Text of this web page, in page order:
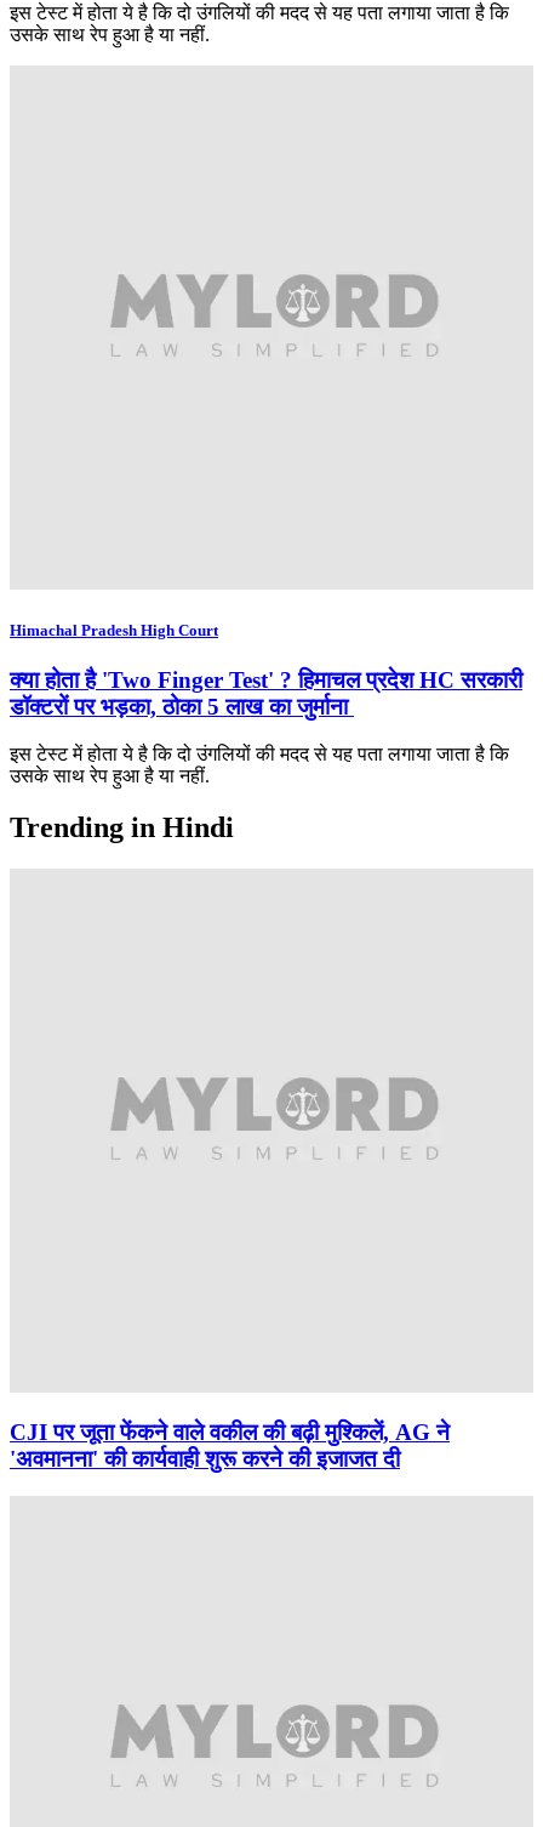
इस टेस्ट में होता ये है कि दो उंगलियों की मदद से यह पता लगाया जाता है कि
उसके साथ रेप हुआ है या नहीं.
Himachal Pradesh High Court
क्या होता है 'Two Finger Test' ? हिमाचल प्रदेश HC सरकारी
डॉक्टरों पर भड़का, ठोका 5 लाख का जुर्माना
इस टेस्ट में होता ये है कि दो उंगलियों की मदद से यह पता लगाया जाता है कि
उसके साथ रेप हुआ है या नहीं.
Trending in Hindi
CJI पर जूता फेंकने वाले वकील की बढ़ी मुश्किलें, AG ने
'अवमानना' की कार्यवाही शुरू करने की इजाजत दी